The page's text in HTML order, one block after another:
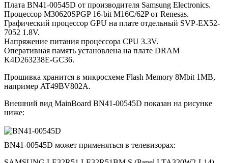
Плата BN41-00545D от производителя Samsung Electronics.
Процессор M30620SPGP 16-bit M16C/62P от Renesas.
Графический процессор GPU на плате отдельный SVP-EX52-
7052 1.8V.
Напряжение питания процессора CPU 3.3V.
Оперативная память установлена на плате DRAM
K4D263238E-GC36.
Прошивка хранится в микросхеме Flash Memory 8Mbit 1MB,
например AT49BV802A.
Внешний вид MainBoard BN41-00545D показан на рисунке
ниже:
BN41-00545D может применяться в телевизорах: